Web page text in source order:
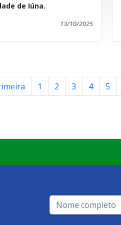
de Iúna.
13/10/2025
1 2 3 4 5